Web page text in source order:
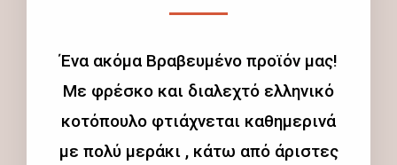
Ένα ακόμα Βραβευμένο προϊόν μας!
Με φρέσκο και διαλεχτό ελληνικό
κοτόπουλο φτιάχνεται καθημερινά
με πολύ μεράκι , κάτω από άριστες